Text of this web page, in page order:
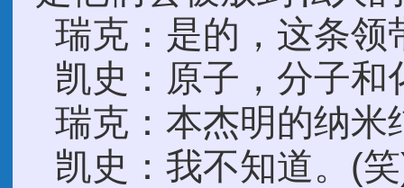
瑞克：是的，这条领
凯史：原子，分子和
瑞克：本杰明的纳米
凯史：我不知道。(